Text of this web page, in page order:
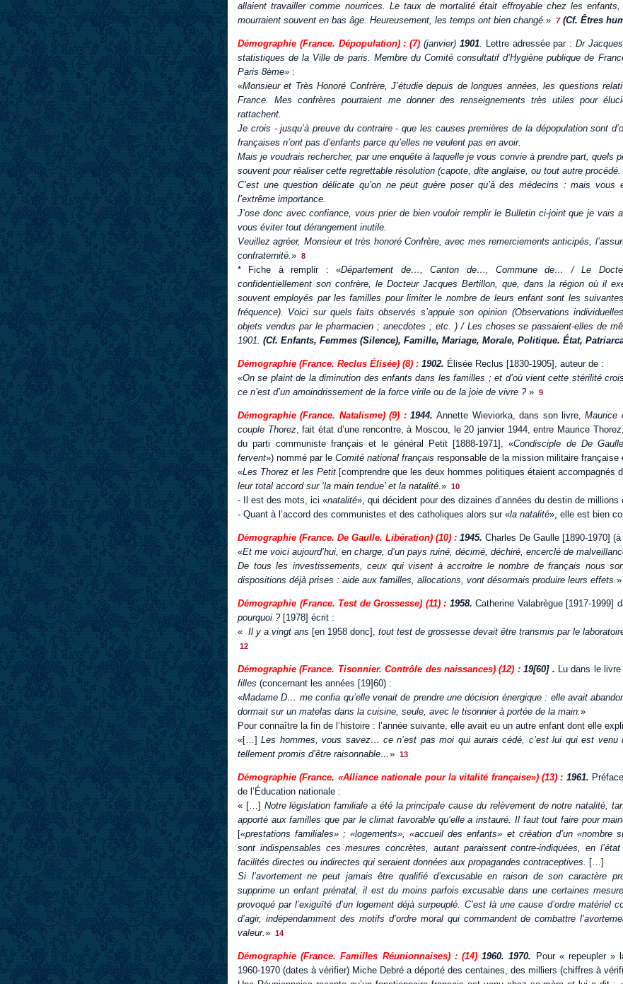
allaient travailler comme nourrices. Le taux de mortalité était effroyable chez les
mourraient souvent en bas âge. Heureusement, les temps ont bien changé.»
7 (Cf. Êtres
Démographie (France. Dépopulation) : (7) (janvier) 1901. Lettre adressée par : Dr
statistiques de la Ville de paris. Membre du Comité consultatif d’Hygiène publique de
Paris 8ème» :
«Monsieur et Très Honoré Confrère, J’étudie depuis de longues années, les questions
France. Mes confrères pourraient me donner des renseignements très utiles pour
rattachent.
Je crois - jusqu’à preuve du contraire - que les causes premières de la dépopulation sont
françaises n’ont pas d’enfants parce qu’elles ne veulent pas en avoir.
Mais je voudrais rechercher, par une enquête à laquelle je vous convie à prendre part, quels
souvent pour réaliser cette regrettable résolution (capote, dite anglaise, ou tout autre procédé.
C’est une question délicate qu’on ne peut guère poser qu’à des médecins : mais vous
l’extrême importance.
J’ose donc avec confiance, vous prier de bien vouloir remplir le Bulletin ci-joint que je vais
vous éviter tout dérangement inutile.
Veuillez agréer, Monsieur et très honoré Confrère, avec mes remerciements anticipés,
confraternité.» 8
* Fiche à remplir : «Département de…, Canton de…, Commune de… / Le
confidentiellement son confrère, le Docteur Jacques Bertillon, que, dans la région où il
souvent employés par les familles pour limiter le nombre de leurs enfant sont les
fréquence). Voici sur quels faits observés s’appuie son opinion (Observations
objets vendus par le pharmacien ; anecdotes ; etc. ) / Les choses se passaient-elles de
1901. (Cf. Enfants, Femmes (Silence), Famille, Mariage, Morale, Politique. État,
Démographie (France. Reclus Élisée) (8) : 1902. Élisée Reclus [1830-1905], auteur de :
«On se plaint de la diminution des enfants dans les familles ; et d’où vient cette stérilité
ce n’est d’un amoindrissement de la force virile ou de la joie de vivre ?» 9
Démographie (France. Natalisme) (9) : 1944. Annette Wieviorka, dans son livre,Maurice
couple Thorez, fait état d’une rencontre, à Moscou, le 20 janvier 1944, entre Maurice
du parti communiste français et le général Petit [1888-1971], «Condisciple de De
fervent») nommé par le Comité national français responsable de la mission militaire française
«Les Thorez et les Petit [comprendre que les deux hommes politiques étaient accompagnés
leur total accord sur ‘la main tendue’ et la natalité.» 10
- Il est des mots, ici «natalité», qui décident pour des dizaines d’années du destin de millions
- Quant à l’accord des communistes et des catholiques alors sur «la natalité», elle est bien
Démographie (France. De Gaulle. Libération) (10) : 1945. Charles De Gaulle [1890-1970]
«Et me voici aujourd’hui, en charge, d’un pays ruiné, décimé, déchiré, encerclé de
De tous les investissements, ceux qui visent à accroitre le nombre de français nous
dispositions déjà prises : aide aux familles, allocations, vont désormais produire leurs effets.»
Démographie (France. Test de Grossesse) (11) : 1958. Catherine Valabrègue [1917-1999]
pourquoi ? [1978] écrit :
« Il y a vingt ans [en 1958 donc], tout test de grossesse devait être transmis par le
12
Démographie (France. Tisonnier. Contrôle des naissances) (12) : 19[60] . Lu dans le
filles (concernant les années [19]60) :
«Madame D… me confia qu’elle venait de prendre une décision énergique : elle avait
dormait sur un matelas dans la cuisine, seule, avec le tisonnier à portée de la main.»
Pour connaître la fin de l’histoire : l’année suivante, elle avait eu un autre enfant dont elle
«[…] Les hommes, vous savez… ce n’est pas moi qui aurais cédé, c’est lui qui est
tellement promis d’être raisonnable…» 13
Démographie (France. «Alliance nationale pour la vitalité française») (13) : 1961.
de l’Éducation nationale :
« […] Notre législation familiale a été la principale cause du relèvement de notre natalité,
apporté aux familles que par le climat favorable qu’elle a instauré. Il faut tout faire pour
[«prestations familiales» ; «logements», «accueil des enfants» et création d’un «nombre
sont indispensables ces mesures concrètes, autant paraissent contre-indiquées, en
facilités directes ou indirectes qui seraient données aux propagandes contraceptives. […]
Si l’avortement ne peut jamais être qualifié d’excusable en raison de son caractère
supprime un enfant prénatal, il est du moins parfois excusable dans une certaines
provoqué par l’exiguïté d’un logement déjà surpeuplé. C’est là une cause d’ordre matériel
d’agir, indépendamment des motifs d’ordre moral qui commandent de combattre
valeur.» 14
Démographie (France. Familles Réunionnaises) : (14) 1960. 1970. Pour « repeupler »
1960-1970 (dates à vérifier) Miche Debré a déporté des centaines, des milliers (chiffres à